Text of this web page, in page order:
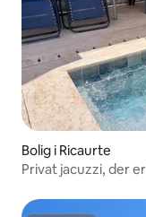
Bolig i Ricaurte
Privat jacuzzi, der